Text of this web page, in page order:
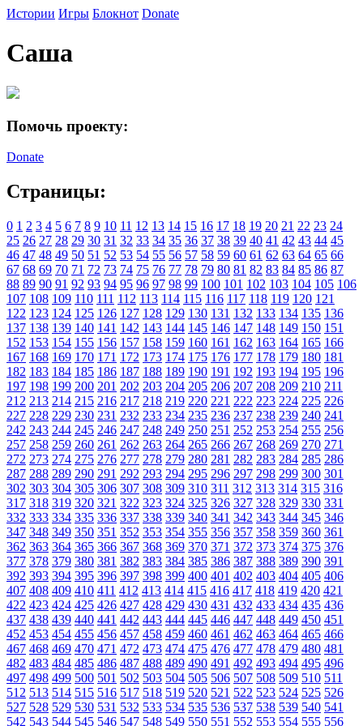
Истории Игры Блокнот Donate
Саша
Помочь проекту:
Donate
Страницы:
0 1 2 3 4 5 6 7 8 9 10 11 12 13 14 15 16 17 18 19 20 21 22 23 24
25 26 27 28 29 30 31 32 33 34 35 36 37 38 39 40 41 42 43 44 45
46 47 48 49 50 51 52 53 54 55 56 57 58 59 60 61 62 63 64 65 66
67 68 69 70 71 72 73 74 75 76 77 78 79 80 81 82 83 84 85 86 87
88 89 90 91 92 93 94 95 96 97 98 99 100 101 102 103 104 105 106
107 108 109 110 111 112 113 114 115 116 117 118 119 120 121
122 123 124 125 126 127 128 129 130 131 132 133 134 135 136
137 138 139 140 141 142 143 144 145 146 147 148 149 150 151
152 153 154 155 156 157 158 159 160 161 162 163 164 165 166
167 168 169 170 171 172 173 174 175 176 177 178 179 180 181
182 183 184 185 186 187 188 189 190 191 192 193 194 195 196
197 198 199 200 201 202 203 204 205 206 207 208 209 210 211
212 213 214 215 216 217 218 219 220 221 222 223 224 225 226
227 228 229 230 231 232 233 234 235 236 237 238 239 240 241
242 243 244 245 246 247 248 249 250 251 252 253 254 255 256
257 258 259 260 261 262 263 264 265 266 267 268 269 270 271
272 273 274 275 276 277 278 279 280 281 282 283 284 285 286
287 288 289 290 291 292 293 294 295 296 297 298 299 300 301
302 303 304 305 306 307 308 309 310 311 312 313 314 315 316
317 318 319 320 321 322 323 324 325 326 327 328 329 330 331
332 333 334 335 336 337 338 339 340 341 342 343 344 345 346
347 348 349 350 351 352 353 354 355 356 357 358 359 360 361
362 363 364 365 366 367 368 369 370 371 372 373 374 375 376
377 378 379 380 381 382 383 384 385 386 387 388 389 390 391
392 393 394 395 396 397 398 399 400 401 402 403 404 405 406
407 408 409 410 411 412 413 414 415 416 417 418 419 420 421
422 423 424 425 426 427 428 429 430 431 432 433 434 435 436
437 438 439 440 441 442 443 444 445 446 447 448 449 450 451
452 453 454 455 456 457 458 459 460 461 462 463 464 465 466
467 468 469 470 471 472 473 474 475 476 477 478 479 480 481
482 483 484 485 486 487 488 489 490 491 492 493 494 495 496
497 498 499 500 501 502 503 504 505 506 507 508 509 510 511
512 513 514 515 516 517 518 519 520 521 522 523 524 525 526
527 528 529 530 531 532 533 534 535 536 537 538 539 540 541
542 543 544 545 546 547 548 549 550 551 552 553 554 555 556